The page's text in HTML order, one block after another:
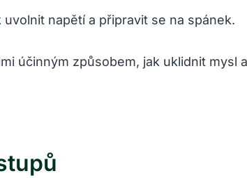
napětí a připravit se na spánek.
účinným způsobem, jak uklidnit mysl